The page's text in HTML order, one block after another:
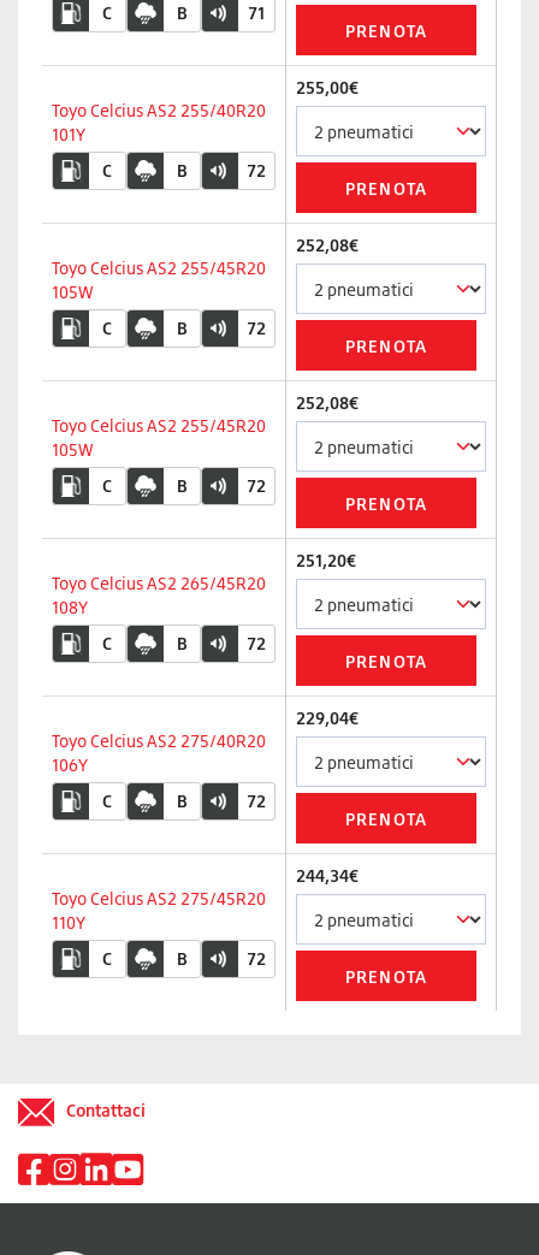
C
B 71
Toyo Celcius AS2 255/40R20
101Y
C
B 72
255,00€
Toyo Celcius AS2 255/45R20
105W
C
B 72
252,08€
Toyo Celcius AS2 255/45R20
105W
C
B 72
252,08€
Toyo Celcius AS2 265/45R20
108Y
C
B 72
251,20€
Toyo Celcius AS2 275/40R20
106Y
C
B 72
229,04€
Toyo Celcius AS2 275/45R20
110Y
C
B 72
244,34€
Contattaci